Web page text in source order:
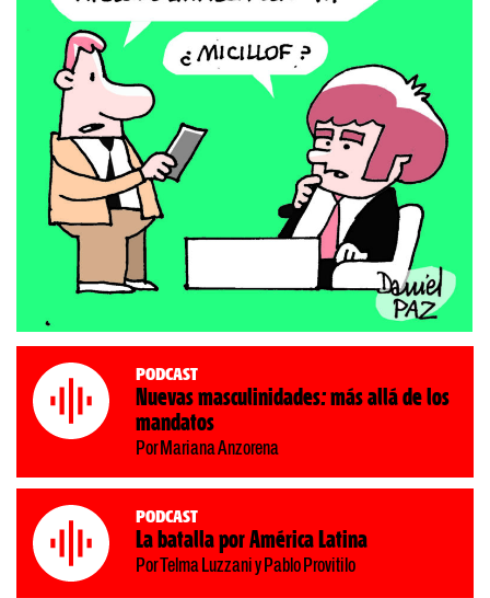
Podcast
Nuevas masculinidades: más allá de los
mandatos
Por Mariana Anzorena
Podcast
La batalla por América Latina
Por Telma Luzzani y Pablo Provitilo